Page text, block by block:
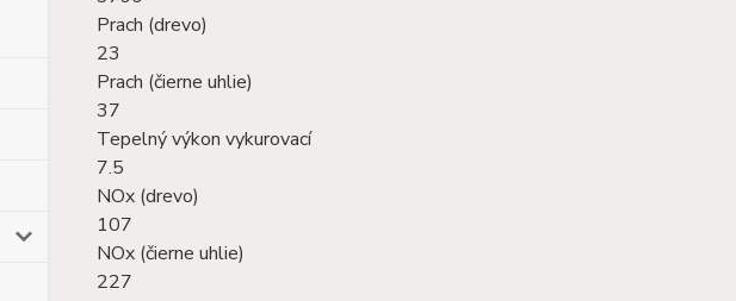
Prach (drevo)
23
Prach (čierne uhlie)
37
Tepelný výkon vykurovací
7.5
NOx (drevo)
107
NOx (čierne uhlie)
227